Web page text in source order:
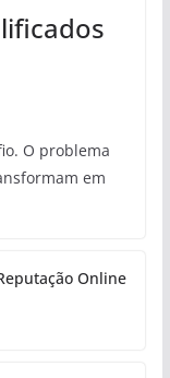
O problema
em
Online